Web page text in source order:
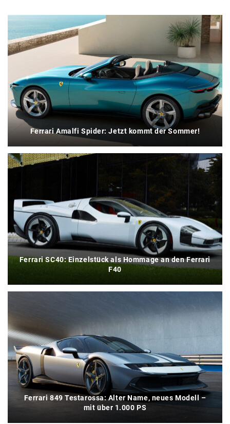
Ferrari Amalfi Spider: Jetzt kommt der Sommer!
Ferrari SC40: Einzelstück als Hommage an den Ferrari
F40
Ferrari 849 Testarossa: Alter Name, neues Modell –
mit über 1.000 PS